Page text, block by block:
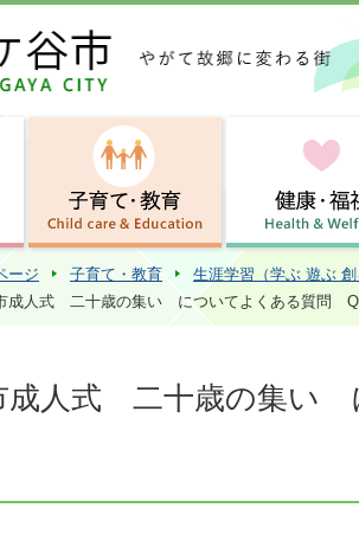
この
ージ 子育て・教育
生涯学習（学ぶ 遊ぶ
成人式 二十歳の集い についてよくある質問
成人式 二十歳の集い